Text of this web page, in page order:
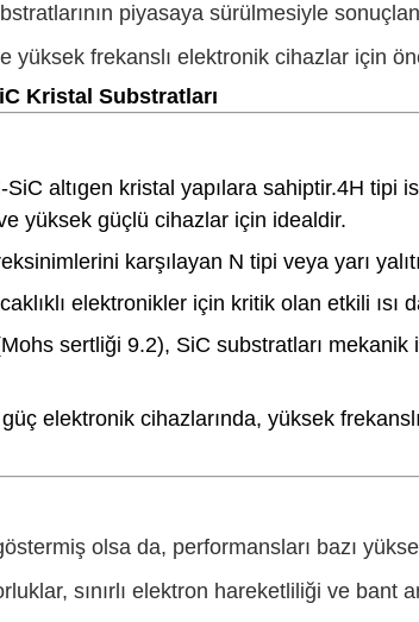
piyasaya sürülmesiyle
yüksek frekanslı elektronik cihazlar için
Kristal Substratları
altıgen kristal yapılara sahiptir.4H
yüksek güçlü cihazlar için idealdir.
karşılayan N tipi veya yarı
elektronikler için kritik olan etkili ısı
sertliği 9.2), SiC substratları mekanik
elektronik cihazlarında, yüksek
olsa da, performansları bazı
sınırlı elektron hareketliliği ve bant